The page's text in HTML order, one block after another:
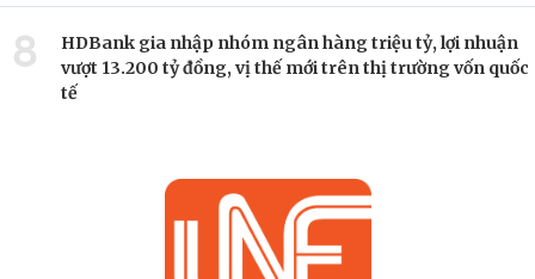
8
HDBank gia nhập nhóm ngân hàng triệu tỷ, lợi nhuận
vượt 13.200 tỷ đồng, vị thế mới trên thị trường vốn quốc
tế